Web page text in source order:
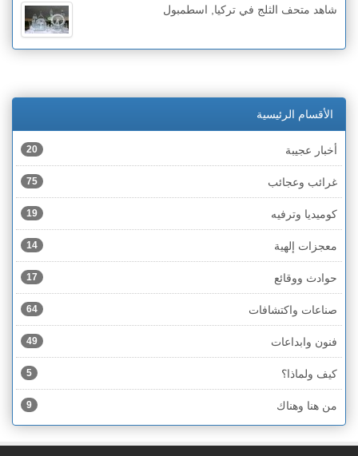
شاهد متحف الثلج في تركيا, اسطمبول
الأقسام الرئيسية
أخبار عجيبة 20
غرائب وعجائب 75
كوميديا وترفيه 19
معجزات إلهية 14
حوادث ووقائع 17
صناعات واكتشافات 64
فنون وابداعات 49
كيف ولماذا؟ 5
من هنا وهناك 9